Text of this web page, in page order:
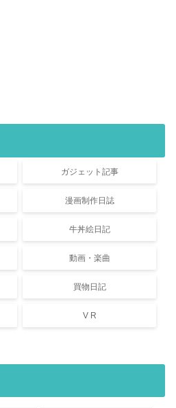
ガジェット記事
漫画制作日誌
牛丼絵日記
動画・楽曲
買物日記
V R